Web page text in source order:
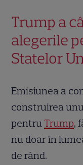
Trump a
alegerile
Statelor
Emisiunea a
construirea
pentru Trump,
nu doar în
de rând.